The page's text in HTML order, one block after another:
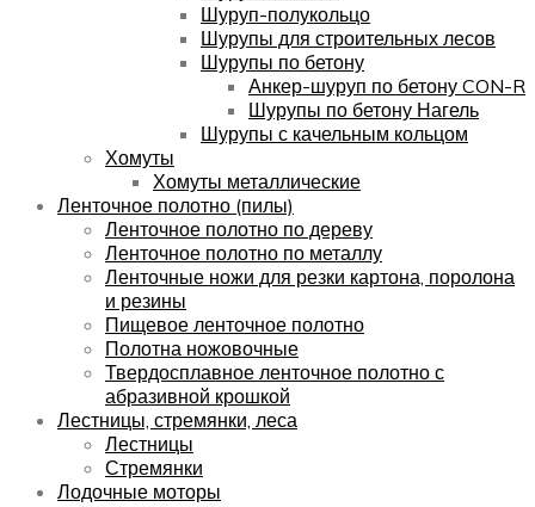
Шуруп-полукольцо
Шурупы для строительных лесов
Шурупы по бетону
Анкер-шуруп по бетону CON-R
Шурупы по бетону Нагель
Шурупы с качельным кольцом
Хомуты
Хомуты металлические
Ленточное полотно (пилы)
Ленточное полотно по дереву
Ленточное полотно по металлу
Ленточные ножи для резки картона, поролона
и резины
Пищевое ленточное полотно
Полотна ножовочные
Твердосплавное ленточное полотно с
абразивной крошкой
Лестницы, стремянки, леса
Лестницы
Стремянки
Лодочные моторы